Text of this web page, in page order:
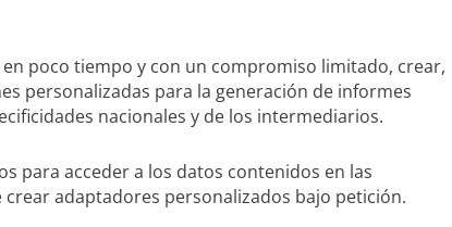
poco tiempo y con un compromiso limitado, crear,
personalizadas para la generación de informes
nacionales y de los intermediarios.
para acceder a los datos contenidos en las
adaptadores personalizados bajo petición.